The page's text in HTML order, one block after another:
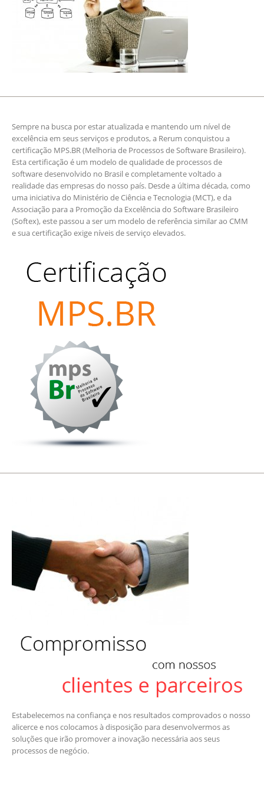
Sempre na busca por estar atualizada e mantendo um nível de
excelência em seus serviços e produtos, a Rerum conquistou a
certificação MPS.BR (Melhoria de Processos de Software Brasileiro).
Esta certificação é um modelo de qualidade de processos de
software desenvolvido no Brasil e completamente voltado a
realidade das empresas do nosso país. Desde a última década, como
uma iniciativa do Ministério de Ciência e Tecnologia (MCT), e da
Associação para a Promoção da Excelência do Software Brasileiro
(Softex), este passou a ser um modelo de referência similar ao CMM
e sua certificação exige níveis de serviço elevados.
Estabelecemos na confiança e nos resultados comprovados o nosso
alicerce e nos colocamos à disposição para desenvolvermos as
soluções que irão promover a inovação necessária aos seus
processos de negócio.